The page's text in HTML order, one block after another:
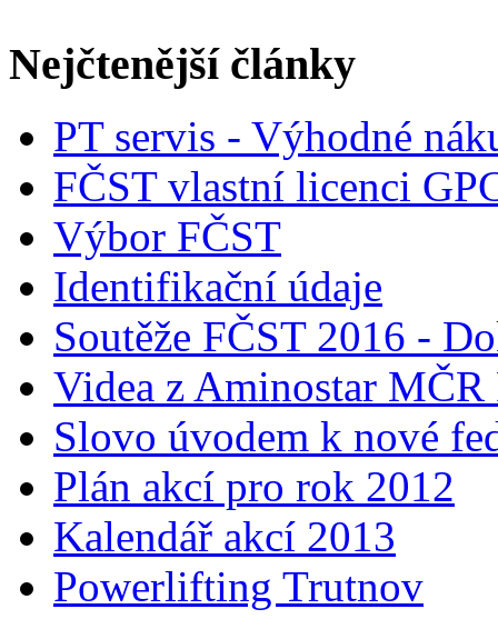
Nejčtenější články
PT servis - Výhodné
FČST vlastní licenci
Výbor FČST
Identifikační údaje
Soutěže FČST 2016 -
Videa z Aminostar MČR
Slovo úvodem k nové
Plán akcí pro rok 2012
Kalendář akcí 2013
Powerlifting Trutnov